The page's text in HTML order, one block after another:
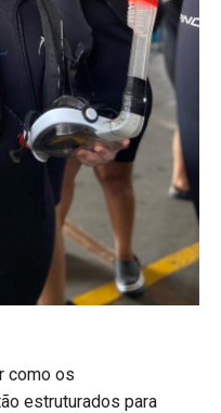
como os
estruturados para